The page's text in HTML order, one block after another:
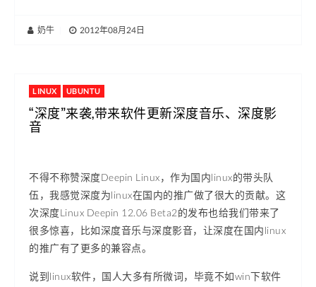
奶牛 2012年08月24日
LINUX UBUNTU
“深度”来袭,带来软件更新深度音乐、深度影
音
不得不称赞深度Deepin Linux，作为国内linux的带头队
伍，我感觉深度为linux在国内的推广做了很大的贡献。这
次深度Linux Deepin 12.06 Beta2的发布也给我们带来了
很多惊喜，比如深度音乐与深度影音，让深度在国内linux
的推广有了更多的兼容点。
说到linux软件，国人大多有所微词，毕竟不如win下软件